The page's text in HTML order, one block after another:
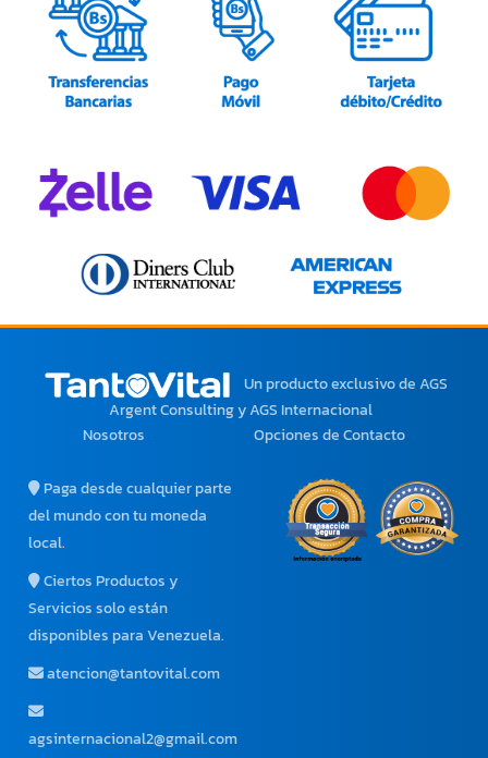
Un producto exclusivode AGS
Argent Consulting y AGS Internacional
Nosotros
Opciones de Contacto
Paga desde cualquier parte
del mundo con tu moneda
local.
Ciertos Productos y
Servicios solo están
disponibles para Venezuela.
atencion@tantovital.com
agsinternacional2@gmail.com